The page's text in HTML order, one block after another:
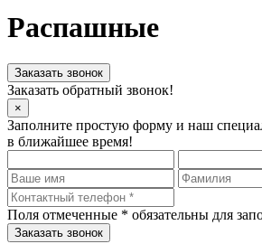
Распашные
Заказать звонок
Заказать обратный звонок!
×
Заполните простую форму и наш
в ближайшее время!
Поля отмеченные * обязательны для